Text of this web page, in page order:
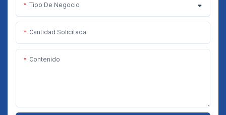
Tipo De Negocio
Cantidad Solicitada
Contenido